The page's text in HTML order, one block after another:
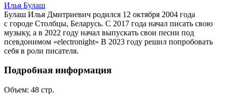
Илья Булаш
Булаш Илья Дмитриевич родился 12 октября 2004 года
с городе Столбцы, Беларусь. С 2017 года начал писать свою
музыку, а в 2022 году начал выпускать свои песни под
псевдонимом «electronight» В 2023 году решил попробовать
себя в роли писателя.
Подробная информация
Объем: 48 стр.